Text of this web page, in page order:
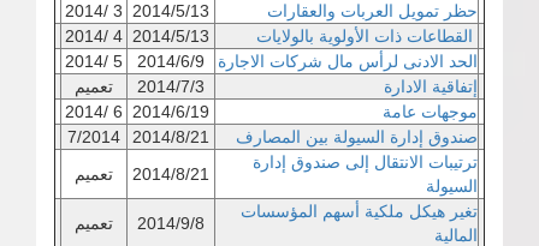
حظر تمويل العربات والعقارات 2014/5/13
3 /2014
القطاعات ذات الأولوية بالولايات
2014/5/13
4 /2014
الحد الادنى لرأس مال شركات الاجارة
2014/6/9
5 /2014
إتفاقية الادارة
2014/7/3
تعميم
موجهات عامة
2014/6/19
6 /2014
صندوق إدارة السيولة بين المصارف
2014/8/21
7/2014
ترتيبات الانتقال إلى صندوق إدارة
السيولة
2014/8/21
تعميم
تغير هيكل ملكية أسهم المؤسسات
المالية
2014/9/8
تعميم